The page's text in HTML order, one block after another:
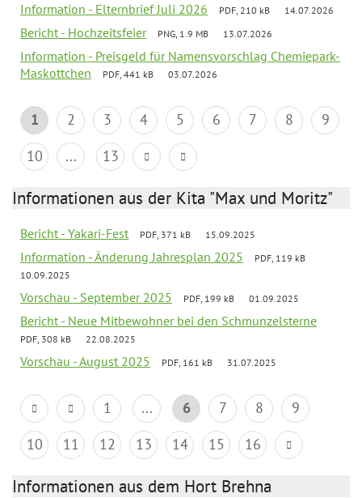
Information - Elternbrief Juli 2026 PDF, 210 kB 14.07.2026
Bericht - Hochzeitsfeier PNG, 1.9 MB 13.07.2026
Information - Preisgeld für Namensvorschlag Chemiepark-
Maskottchen
PDF, 441 kB 03.07.2026
1 2 3 4 5 6 7 8
9
10
... 13
Informationen aus der Kita "Max und Moritz"
Bericht - Yakari-Fest PDF, 371 kB 15.09.2025
Information - Änderung Jahresplan 2025
PDF, 119 kB
10.09.2025
Vorschau - September 2025 PDF, 199 kB 01.09.2025
Bericht - Neue Mitbewohner bei den Schmunzelsterne
PDF, 308 kB 22.08.2025
Vorschau - August 2025 PDF, 161 kB 31.07.2025
1 ... 6 7 8
9
10
11 12 13 14 15 16
Informationen aus dem Hort Brehna